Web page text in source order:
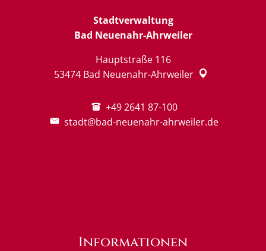
Stadtverwaltung
Bad Neuenahr-Ahrweiler
Hauptstraße 116
53474 Bad Neuenahr-Ahrweiler
+49 2641 87-100
stadt@bad-neuenahr-ahrweiler.de
Informationen